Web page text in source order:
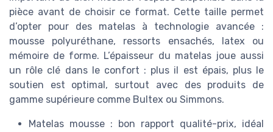
pièce avant de choisir ce format. Cette taille permet
d’opter pour des matelas à technologie avancée :
mousse polyuréthane, ressorts ensachés, latex ou
mémoire de forme. L’épaisseur du matelas joue aussi
un rôle clé dans le confort : plus il est épais, plus le
soutien est optimal, surtout avec des produits de
gamme supérieure comme Bultex ou Simmons.
Matelas mousse : bon rapport qualité-prix, idéal